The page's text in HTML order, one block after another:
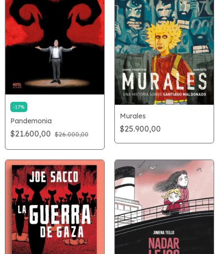
-17%
Pandemonia
$21.600,00 $26.000,00
Murales
$25.900,00